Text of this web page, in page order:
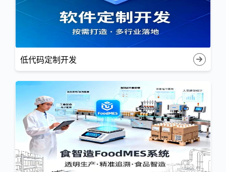
低代码定制开发